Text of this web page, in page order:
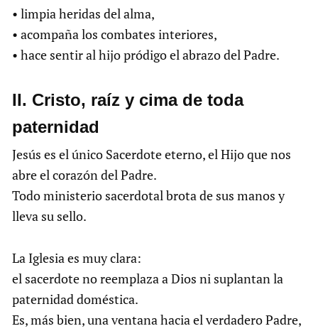
• limpia heridas del alma,
• acompaña los combates interiores,
• hace sentir al hijo pródigo el abrazo del Padre.
II. Cristo, raíz y cima de toda
paternidad
Jesús es el único Sacerdote eterno, el Hijo que nos
abre el corazón del Padre.
Todo ministerio sacerdotal brota de sus manos y
lleva su sello.
La Iglesia es muy clara:
el sacerdote no reemplaza a Dios ni suplantan la
paternidad doméstica.
Es, más bien, una ventana hacia el verdadero Padre,